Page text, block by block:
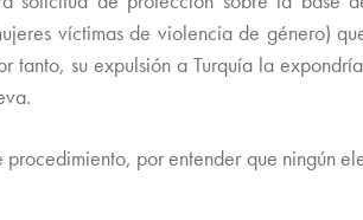
víctimas de violencia de género)
tanto, su expulsión a Turquía la
por entender que ningún